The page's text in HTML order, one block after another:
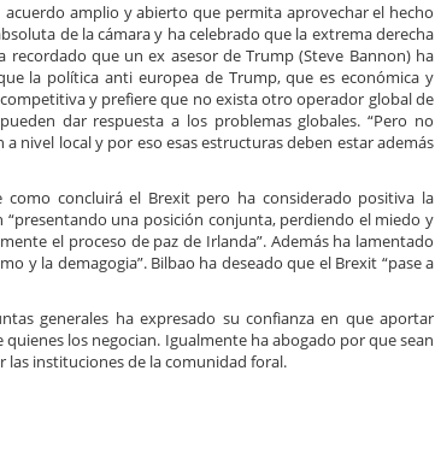
amplio y abierto que permita aprovechar el hecho
de la cámara y ha celebrado que la extrema derecha
que un ex asesor de Trump (Steve Bannon) ha
la política anti europea de Trump, que es económica y
y prefiere que no exista otro operador global de
dar respuesta a los problemas globales. “Pero no
nivel local y por eso esas estructuras deben estar además
concluirá el Brexit pero ha considerado positiva la
una posición conjunta, perdiendo el miedo y
el proceso de paz de Irlanda”. Además ha lamentado
y la demagogia”. Bilbao ha deseado que el Brexit “pase a
generales ha expresado su confianza en que aportar
los negocian. Igualmente ha abogado por que sean
instituciones de la comunidad foral.